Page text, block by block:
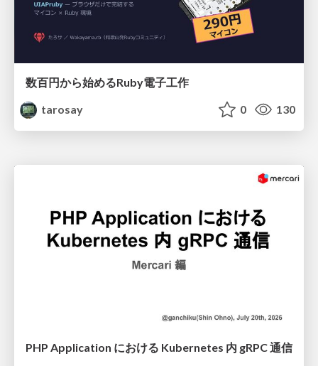
数百円から始めるRuby電子工作
tarosay
0 130
PHP Application における Kubernetes 内 gRPC 通信